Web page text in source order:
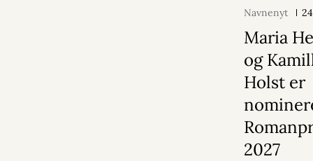
Navnenyt
Maria
og
Holst er
2027